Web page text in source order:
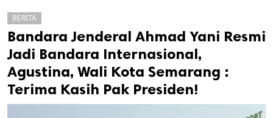
BERITA
Bandara Jenderal Ahmad Yani Resmi
Jadi Bandara Internasional,
Agustina, Wali Kota Semarang :
Terima Kasih Pak Presiden!